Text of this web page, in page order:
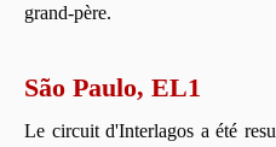
grand-père.
São Paulo, EL1
Le circuit d'Interlagos a été